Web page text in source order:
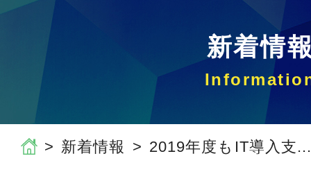
新着情
新着情報 2019年度もIT導入支